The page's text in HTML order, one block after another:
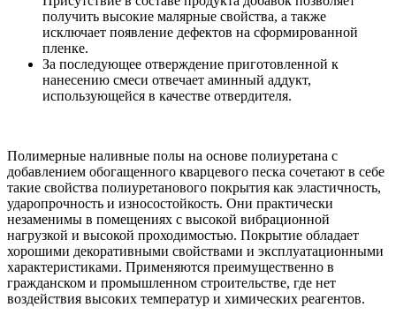
получить высокие малярные свойства, а также
исключает появление дефектов на сформированной
пленке.
За последующее отверждение приготовленной к
нанесению смеси отвечает аминный аддукт,
использующейся в качестве отвердителя.
Полимерные наливные полы на основе полиуретана с
добавлением обогащенного кварцевого песка сочетают в себе
такие свойства полиуретанового покрытия как эластичность,
ударопрочность и износостойкость. Они практически
незаменимы в помещениях с высокой вибрационной
нагрузкой и высокой проходимостью. Покрытие обладает
хорошими декоративными свойствами и эксплуатационными
характеристиками. Применяются преимущественно в
гражданском и промышленном строительстве, где нет
воздействия высоких температур и химических реагентов.